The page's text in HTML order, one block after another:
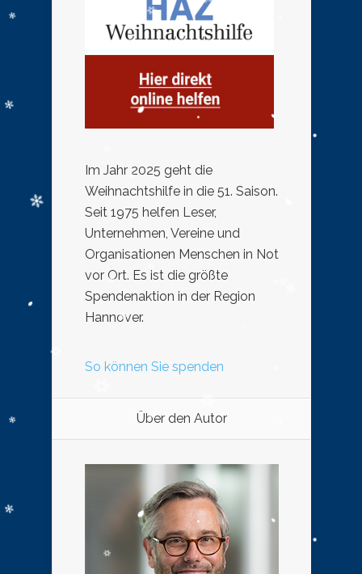
Im Jahr 2025 geht die
Weihnachtshilfe in die 51. Saison.
Seit 1975 helfen Leser,
Unternehmen, Vereine und
Organisationen Menschen in Not
vor Ort. Es ist die größte
Spendenaktion in der Region
Hannover.
So können Sie spenden
Über den Autor